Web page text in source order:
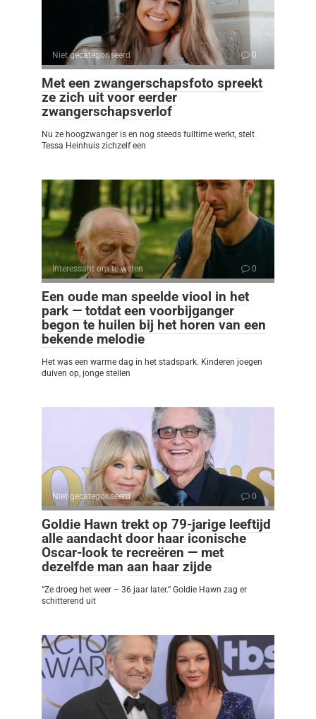
Niet gecategoriseerd 0
Met een zwangerschapsfoto spreekt
ze zich uit voor eerder
zwangerschapsverlof
Nu ze hoogzwanger is en nog steeds fulltime werkt, stelt
Tessa Heinhuis zichzelf een
Interessant om te weten 0
Een oude man speelde viool in het
park — totdat een voorbijganger
begon te huilen bij het horen van een
bekende melodie
Het was een warme dag in het stadspark. Kinderen joegen
duiven op, jonge stellen
Niet gecategoriseerd 0
Goldie Hawn trekt op 79-jarige leeftijd
alle aandacht door haar iconische
Oscar-look te recreëren — met
dezelfde man aan haar zijde
“Ze droeg het weer – 36 jaar later.” Goldie Hawn zag er
schitterend uit